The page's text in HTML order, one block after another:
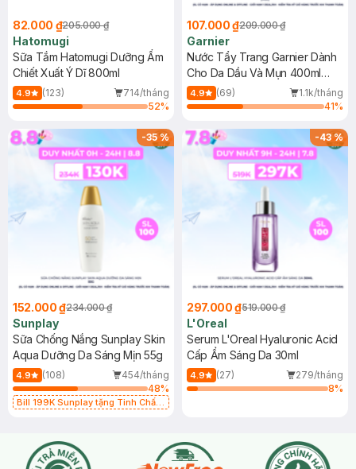
82.000 ₫205.000 ₫
Hatomugi
Sữa Tắm Hatomugi Dưỡng Ẩm
Chiết Xuất Ý Dĩ 800ml
4.9 (123)
714/tháng
52%
107.000 ₫209.000 ₫
Garnier
Nước Tẩy Trang Garnier Dành
Cho Da Dầu Và Mụn 400ml
(Mới)
4.9 (69)
1.1k/tháng
41%
-35%
152.000 ₫234.000 ₫
Sunplay
Sữa Chống Nắng Sunplay Skin
Aqua Dưỡng Da Sáng Mịn 55g
4.9 (108)
454/tháng
48%
Bill 199K Sunplay tặng Tinh Chất
-43%
297.000 ₫519.000 ₫
L'Oreal
Serum L'Oreal Hyaluronic Acid
Cấp Ẩm Sáng Da 30ml
4.9 (27)
279/tháng
8%